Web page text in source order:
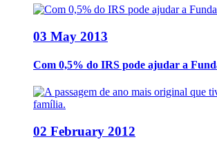
03 May 2013
Com 0,5% do IRS pode ajudar a
02 February 2012